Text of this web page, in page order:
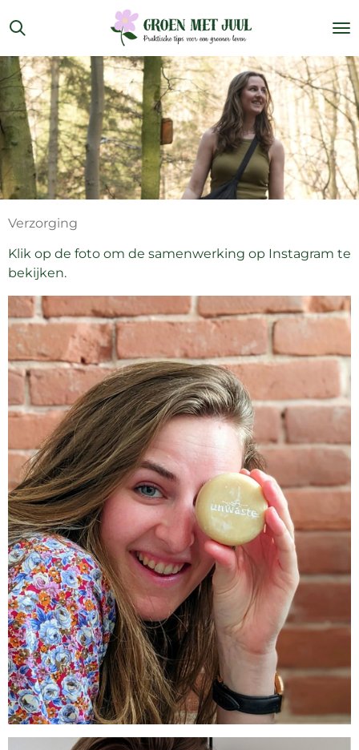
direct
naar
de
hoofdinhoud
Verzorging
Klik op de foto om de samenwerking op Instagram te
bekijken.